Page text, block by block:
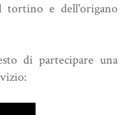
e dell'origano
di partecipare una